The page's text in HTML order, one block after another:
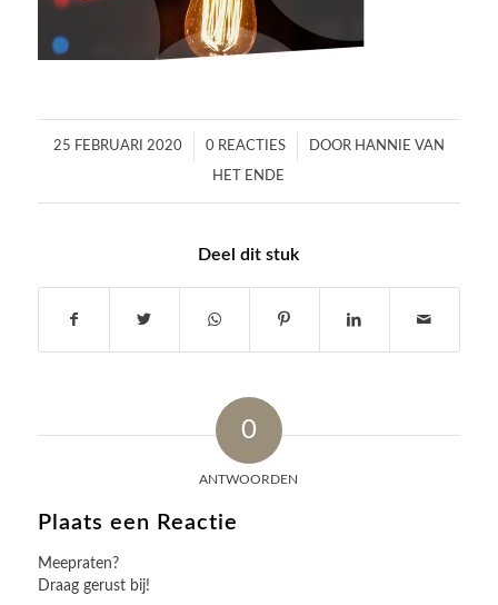
25 FEBRUARI 2020
/ 0 REACTIES
/ DOOR HANNIE VAN
HET ENDE
Deel dit stuk
0
ANTWOORDEN
Plaats een Reactie
Meepraten?
Draag gerust bij!